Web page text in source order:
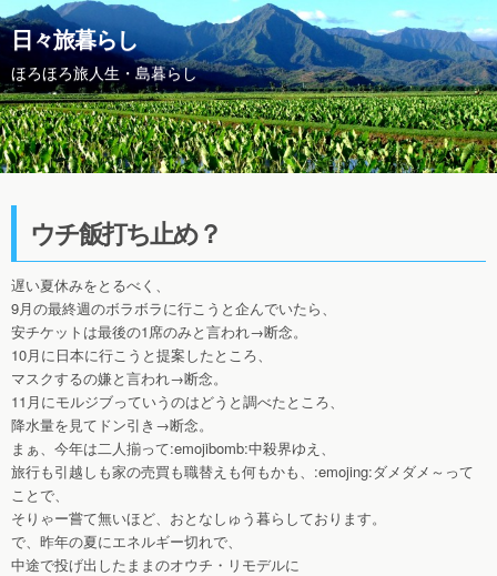
日々旅暮らし
ほろほろ旅人生・島暮らし
ウチ飯打ち止め？
遅い夏休みをとるべく、
9月の最終週のボラボラに行こうと企んでいたら、
安チケットは最後の1席のみと言われ→断念。
10月に日本に行こうと提案したところ、
マスクするの嫌と言われ→断念。
11月にモルジブっていうのはどうと調べたところ、
降水量を見てドン引き→断念。
まぁ、今年は二人揃って:emojibomb:中殺界ゆえ、
旅行も引越しも家の売買も職替えも何もかも、:emojing:ダメダメ～って
ことで、
そりゃー嘗て無いほど、おとなしゅう暮らしております。
で、昨年の夏にエネルギー切れで、
中途で投げ出したままのオウチ・リモデルに